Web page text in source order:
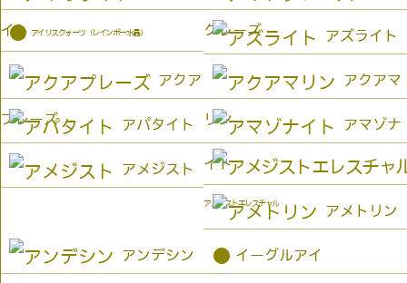
イト クレーズ
● アイリスクォーツ（レインボー水晶） アズライト
アクア
プレーズ
アクアマ
リン
アパタイト アマゾナ
イト
アメジスト
アメジストエレスチャル アメトリン
アンデシン ● イーグルアイ